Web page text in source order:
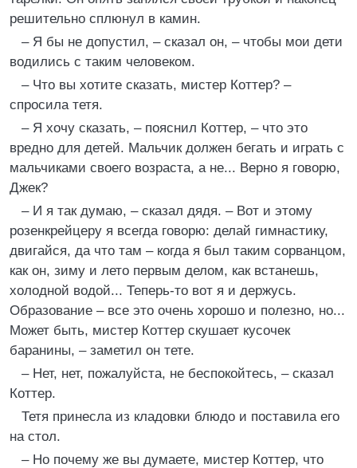
решительно сплюнул в камин.
– Я бы не допустил, – сказал он, – чтобы мои дети
водились с таким человеком.
– Что вы хотите сказать, мистер Коттер? –
спросила тетя.
– Я хочу сказать, – пояснил Коттер, – что это
вредно для детей. Мальчик должен бегать и играть с
мальчиками своего возраста, а не... Верно я говорю,
Джек?
– И я так думаю, – сказал дядя. – Вот и этому
розенкрейцеру я всегда говорю: делай гимнастику,
двигайся, да что там – когда я был таким сорванцом,
как он, зиму и лето первым делом, как встанешь,
холодной водой... Теперь-то вот я и держусь.
Образование – все это очень хорошо и полезно, но...
Может быть, мистер Коттер скушает кусочек
баранины, – заметил он тете.
– Нет, нет, пожалуйста, не беспокойтесь, – сказал
Коттер.
Тетя принесла из кладовки блюдо и поставила его
на стол.
– Но почему же вы думаете, мистер Коттер, что